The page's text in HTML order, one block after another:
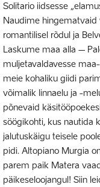
Solitario iidsesse
Naudime hingematvaid
romantilisel rõdul ja
Laskume maa alla –
muljetavaldavesse
meie kohaliku giidi
võimalik linnaelu ja -
põnevaid
söögikohti, kus nautida
jalutuskäigu teisele
pidi. Altopiano Murgia
parem paik Matera
päikeseloojangul! Siin